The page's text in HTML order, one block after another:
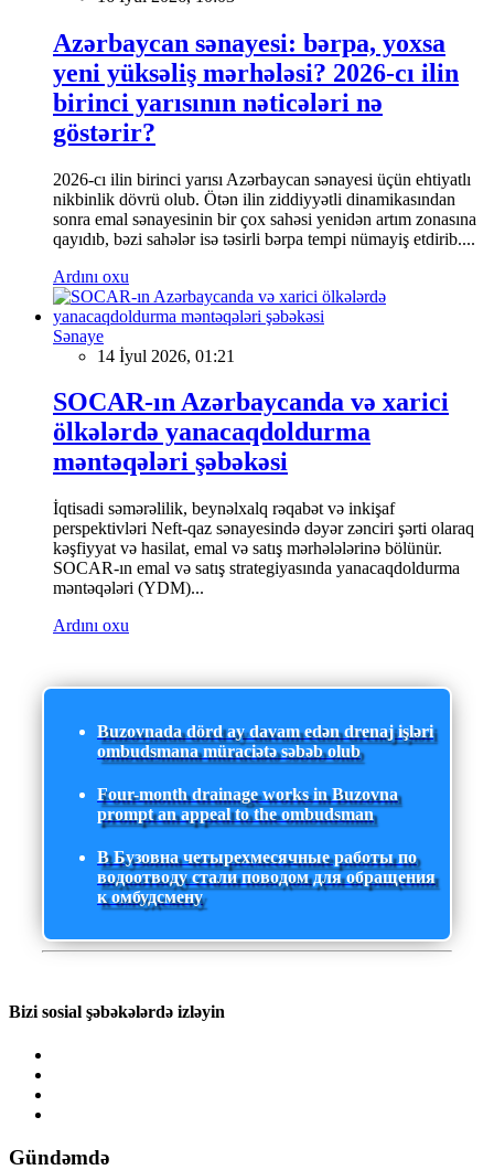
Azərbaycan sənayesi: bərpa, yoxsa
yeni yüksəliş mərhələsi? 2026-cı ilin
birinci yarısının nəticələri nə
göstərir?
2026-cı ilin birinci yarısı Azərbaycan sənayesi üçün ehtiyatlı
nikbinlik dövrü olub. Ötən ilin ziddiyyətli dinamikasından
sonra emal sənayesinin bir çox sahəsi yenidən artım zonasına
qayıdıb, bəzi sahələr isə təsirli bərpa tempi nümayiş etdirib....
Ardını oxu
Sənaye
14 İyul 2026, 01:21
SOCAR-ın Azərbaycanda və xarici
ölkələrdə yanacaqdoldurma
məntəqələri şəbəkəsi
İqtisadi səmərəlilik, beynəlxalq rəqabət və inkişaf
perspektivləri Neft-qaz sənayesində dəyər zənciri şərti olaraq
kəşfiyyat və hasilat, emal və satış mərhələlərinə bölünür.
SOCAR-ın emal və satış strategiyasında yanacaqdoldurma
məntəqələri (YDM)...
Ardını oxu
Buzovnada dörd ay davam edən drenaj işləri
ombudsmana müraciətə səbəb olub
Four-month drainage works in Buzovna
prompt an appeal to the ombudsman
В Бузовна четырехмесячные работы по
водоотводу стали поводом для обращения
к омбудсмену
Bizi sosial şəbəkələrdə izləyin
Gündəmdə